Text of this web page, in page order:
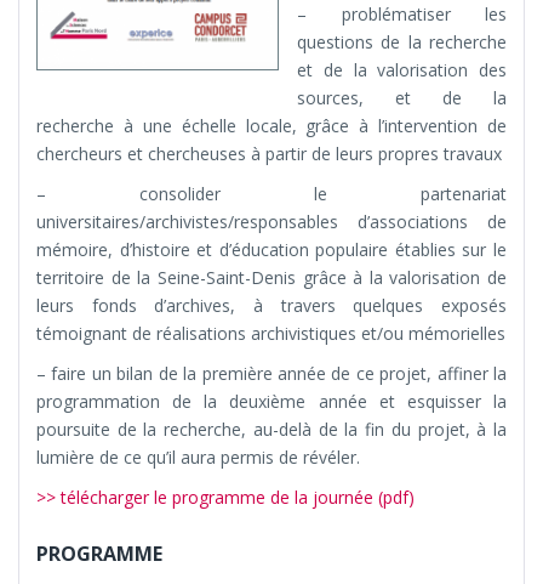
– problématiser les
questions de la recherche
et de la valorisation des
sources, et de la
recherche à une échelle locale, grâce à l’intervention de
chercheurs et chercheuses à partir de leurs propres travaux
– consolider le partenariat
universitaires/archivistes/responsables d’associations de
mémoire, d’histoire et d’éducation populaire établies sur le
territoire de la Seine-Saint-Denis grâce à la valorisation de
leurs fonds d’archives, à travers quelques exposés
témoignant de réalisations archivistiques et/ou mémorielles
– faire un bilan de la première année de ce projet, affiner la
programmation de la deuxième année et esquisser la
poursuite de la recherche, au-delà de la fin du projet, à la
lumière de ce qu’il aura permis de révéler.
>> télécharger le programme de la journée (pdf)
PROGRAMME